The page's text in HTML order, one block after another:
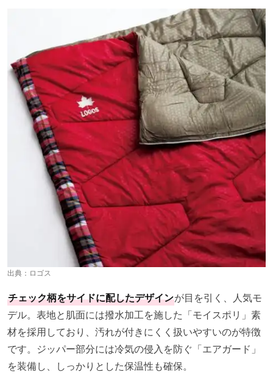
出典： ロゴス
チェック柄をサイドに配したデザインが目を引く、人気モ
デル。表地と肌面には撥水加工を施した「モイスポリ」素
材を採用しており、汚れが付きにくく扱いやすいのが特徴
です。ジッパー部分には冷気の侵入を防ぐ「エアガード」
を装備し、しっかりとした保温性も確保。